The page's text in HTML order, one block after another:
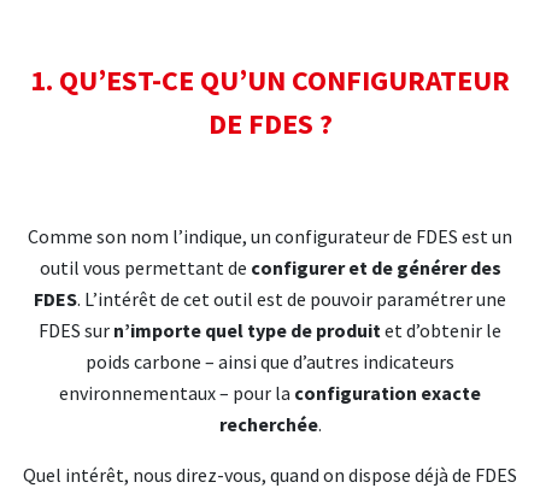
1. QU’EST-CE QU’UN CONFIGURATEUR
DE FDES ?
Comme son nom l’indique, un configurateur de FDES est un
outil vous permettant de configurer et de générer des
FDES. L’intérêt de cet outil est de pouvoir paramétrer une
FDES sur n’importe quel type de produitet d’obtenir le
poids carbone – ainsi que d’autres indicateurs
environnementaux – pour la configuration exacte
recherchée.
Quel intérêt, nous direz-vous, quand on dispose déjà de FDES